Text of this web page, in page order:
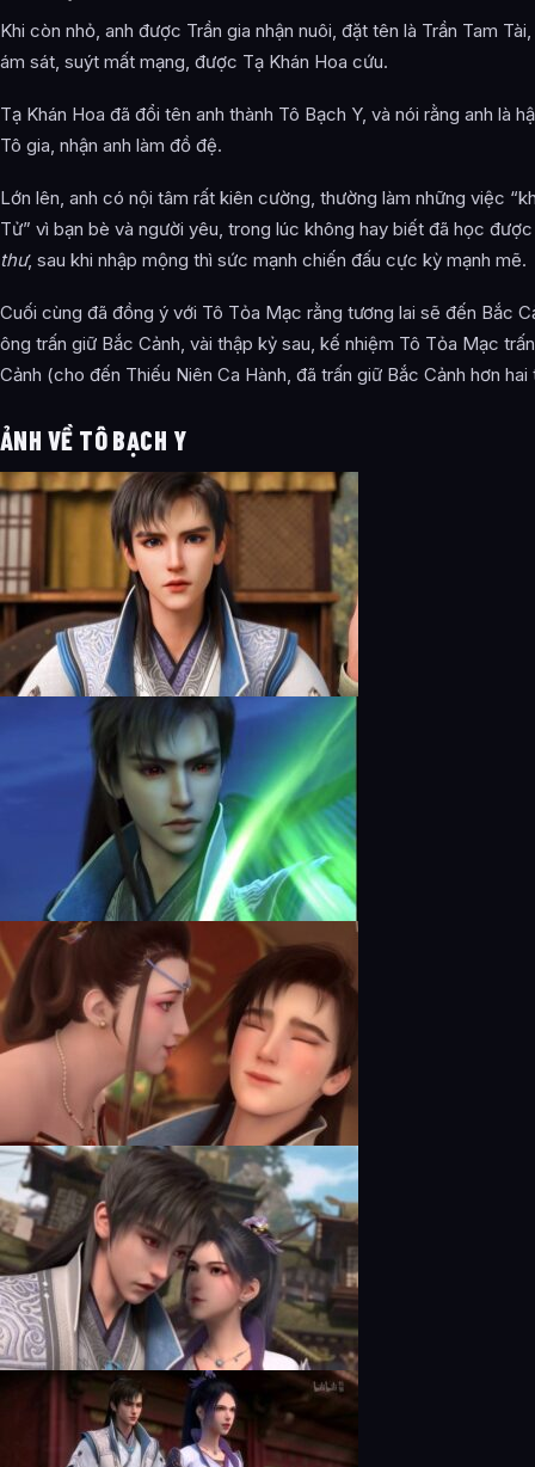
Khi còn nhỏ, anh được Trần gia nhận nuôi, đặt tên là Trần Tam
ám sát, suýt mất mạng, được Tạ Khán Hoa cứu.
Tạ Khán Hoa đã đổi tên anh thành Tô Bạch Y, và nói rằng anh là
Tô gia, nhận anh làm đồ đệ.
Lớn lên, anh có nội tâm rất kiên cường, thường làm những việc
Tử” vì bạn bè và người yêu, trong lúc không hay biết đã học
thư, sau khi nhập mộng thì sức mạnh chiến đấu cực kỳ mạnh mẽ.
Cuối cùng đã đồng ý với Tô Tỏa Mạc rằng tương lai sẽ đến Bắc
ông trấn giữ Bắc Cảnh, vài thập kỷ sau, kế nhiệm Tô Tỏa Mạc
Cảnh (cho đến Thiếu Niên Ca Hành, đã trấn giữ Bắc Cảnh hơn hai
ẢNH VỀ TÔ BẠCH Y